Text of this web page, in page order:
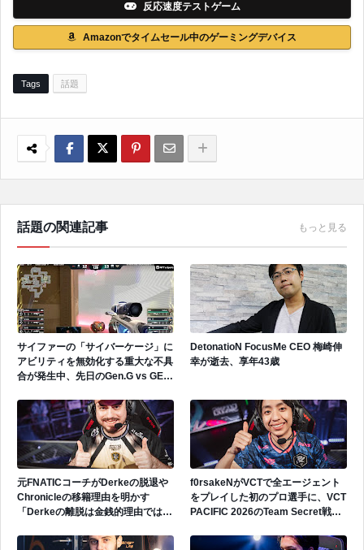
反応速度テストゲーム
Amazonでタイムセール中のゲーミングデバイス
Tags 話題
話題の関連記事 もっと見る
サイファーの「サイバーケージ」に
アビリティを無効化する重大な不具
合が発生中、先日のGen.G vs GEで
DetonatioN FocusMe CEO 梅崎伸
幸が逝去、享年43歳
元FNATICコーチがDerkeの脱退や
Chronicleの移籍理由を明かす
「Derkeの離脱は金銭的理由ではな
f0rsakeNがVCTで全エージェント
をプレイした初のプロ選手に、VCT
PACIFIC 2026のTeam Secret戦で